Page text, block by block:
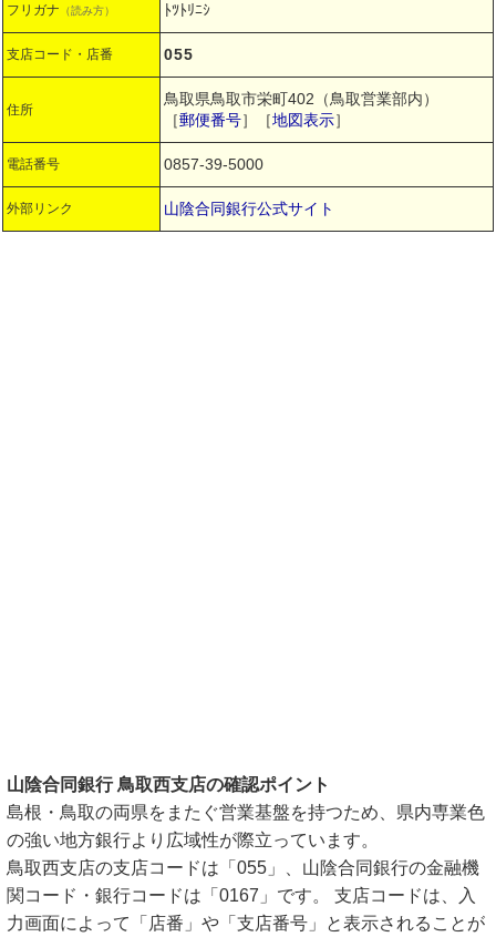
フリガナ （読み方） ﾄﾂﾄﾘﾆｼ
支店コード・店番 055
住所
鳥取県鳥取市栄町402（鳥取営業部内）
［郵便番号］［地図表示］
電話番号 0857-39-5000
外部リンク 山陰合同銀行公式サイト
山陰合同銀行 鳥取西支店の確認ポイント
島根・鳥取の両県をまたぐ営業基盤を持つため、県内専業色
の強い地方銀行より広域性が際立っています。
鳥取西支店の支店コードは「055」、山陰合同銀行の金融機
関コード・銀行コードは「0167」です。 支店コードは、入
力画面によって「店番」や「支店番号」と表示されることが